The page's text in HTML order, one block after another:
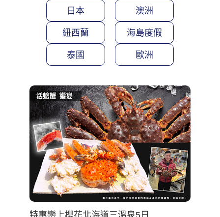
日本 澳洲
紐西蘭 海島度假
泰國 歐洲
特惠戀上櫻花北海道三溫泉5日